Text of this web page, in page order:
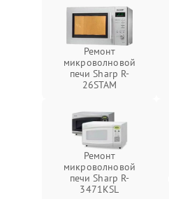
Ремонт
микроволновой
печи Sharp R-
26STAM
Ремонт
микроволновой
печи Sharp R-
3471KSL